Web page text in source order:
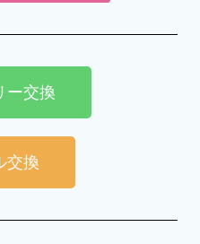
ー交換
交換